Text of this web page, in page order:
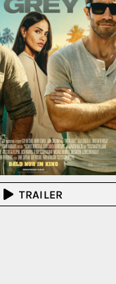
TRAILER